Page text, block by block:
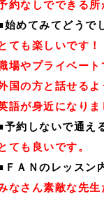
約なしでできる所
始めてみてどうで
ても楽しいです！
場やプライベート
国の方と話せるよ
語が身近になりま
予約しないで通え
ても良いです。
ＦＡＮのレッスン
なさん素敵な先生